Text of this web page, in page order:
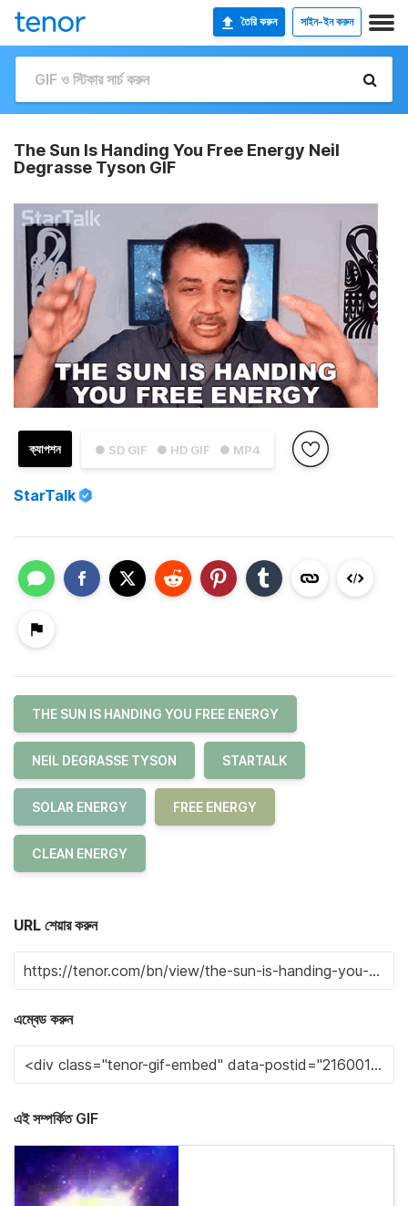
তৈরি করুন সাইন-ইন করুন
The Sun Is Handing You Free Energy Neil
Degrasse Tyson GIF
● SD GIF ● HD GIF ● MP4
ক্যাপশন
StarTalk
THE SUN IS HANDING YOU FREE ENERGY
NEIL DEGRASSE TYSON STARTALK
SOLAR ENERGY FREE ENERGY
CLEAN ENERGY
URL শেয়ার করুন
এম্বেড করুন
এই সম্পর্কিত GIF